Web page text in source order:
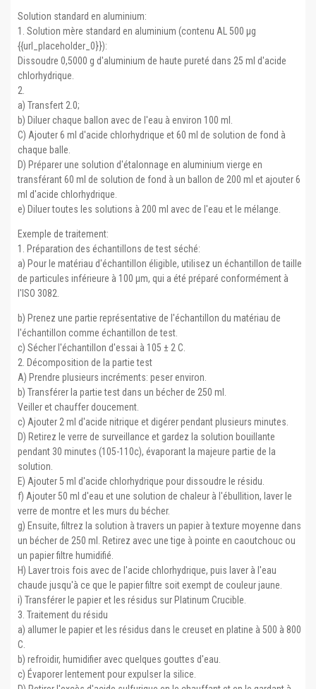
Solution standard en aluminium:
1. Solution mère standard en aluminium (contenu AL 500 μg
{{url_placeholder_0}}):
Dissoudre 0,5000 g d'aluminium de haute pureté dans 25 ml d'acide
chlorhydrique.
2.
a) Transfert 2.0;
b) Diluer chaque ballon avec de l'eau à environ 100 ml.
C) Ajouter 6 ml d'acide chlorhydrique et 60 ml de solution de fond à
chaque balle.
D) Préparer une solution d'étalonnage en aluminium vierge en
transférant 60 ml de solution de fond à un ballon de 200 ml et ajouter 6
ml d'acide chlorhydrique.
e) Diluer toutes les solutions à 200 ml avec de l'eau et le mélange.
Exemple de traitement:
1. Préparation des échantillons de test séché:
a) Pour le matériau d'échantillon éligible, utilisez un échantillon de taille
de particules inférieure à 100 μm, qui a été préparé conformément à
l'ISO 3082.
b) Prenez une partie représentative de l'échantillon du matériau de
l'échantillon comme échantillon de test.
c) Sécher l'échantillon d'essai à 105 ± 2 C.
2. Décomposition de la partie test
A) Prendre plusieurs incréments: peser environ.
b) Transférer la partie test dans un bécher de 250 ml.
Veiller et chauffer doucement.
c) Ajouter 2 ml d'acide nitrique et digérer pendant plusieurs minutes.
D) Retirez le verre de surveillance et gardez la solution bouillante
pendant 30 minutes (105-110c), évaporant la majeure partie de la
solution.
E) Ajouter 5 ml d'acide chlorhydrique pour dissoudre le résidu.
f) Ajouter 50 ml d'eau et une solution de chaleur à l'ébullition, laver le
verre de montre et les murs du bécher.
g) Ensuite, filtrez la solution à travers un papier à texture moyenne dans
un bécher de 250 ml. Retirez avec une tige à pointe en caoutchouc ou
un papier filtre humidifié.
H) Laver trois fois avec de l'acide chlorhydrique, puis laver à l'eau
chaude jusqu'à ce que le papier filtre soit exempt de couleur jaune.
i) Transférer le papier et les résidus sur Platinum Crucible.
3. Traitement du résidu
a) allumer le papier et les résidus dans le creuset en platine à 500 à 800
C.
b) refroidir, humidifier avec quelques gouttes d'eau.
c) Évaporer lentement pour expulser la silice.